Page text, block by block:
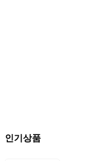
인기상품